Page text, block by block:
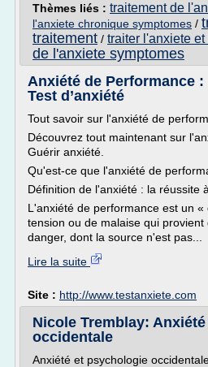
Thèmes liés : traitement de
l'anxiete chronique symptomes /
traitement / traiter l'anxiete
de l'anxiete symptomes
Anxiété de Performance :
Test d’anxiété
Tout savoir sur l'anxiété de
Découvrez tout maintenant sur
Guérir anxiété.
Qu'est-ce que l'anxiété de
Définition de l'anxiété : la réussite
L'anxiété de performance est un
tension ou de malaise qui
danger, dont la source n'est pas...
Lire la suite
Site : http://www.testanxiete.com
Nicole Tremblay:
occidentale
Anxiété et psychologie